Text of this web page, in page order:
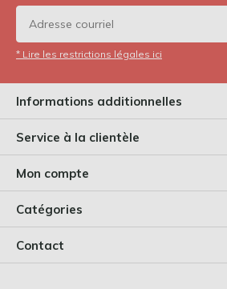
* Lire les restrictions légales ici
Informations additionnelles
Service à la clientèle
Mon compte
Catégories
Contact